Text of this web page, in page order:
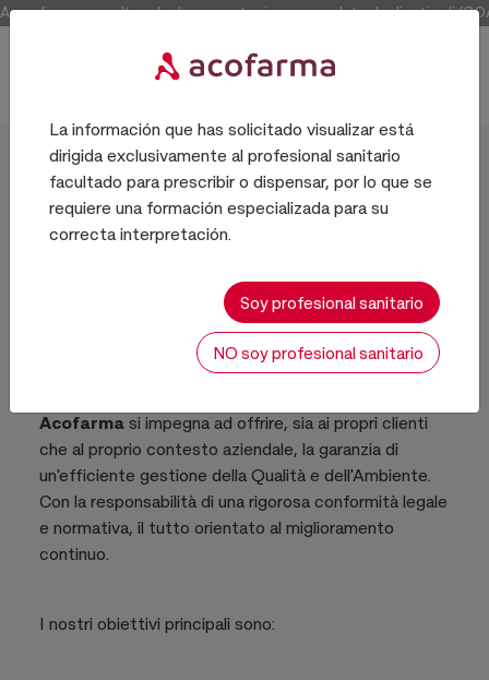
Accedi per consultare la documentazione completa degli articoli
Inizio
Qualità e ambiente
Acofarma si impegna ad offrire, sia ai propri clienti
che al proprio contesto aziendale, la garanzia di
un'efficiente gestione della Qualità e dell'Ambiente.
Con la responsabilità di una rigorosa conformità legale
e normativa, il tutto orientato al miglioramento
continuo.
I nostri obiettivi principali sono:
La información que has solicitado visualizar está
dirigida exclusivamente al profesional sanitario
facultado para prescribir o dispensar, por lo que se
requiere una formación especializada para su
correcta interpretación.
Soy profesional sanitario
NO soy profesional sanitario